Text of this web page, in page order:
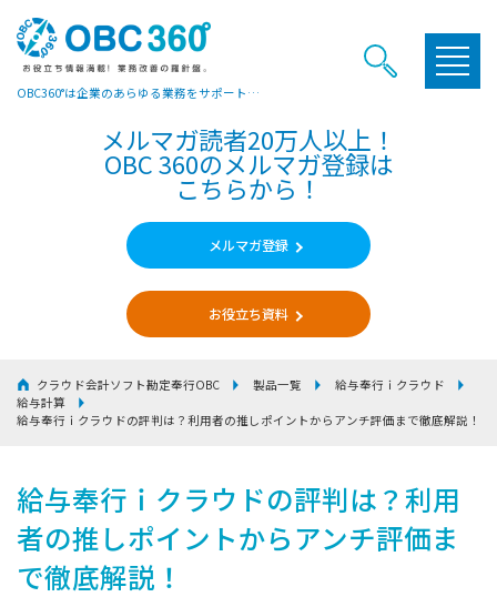
OBC360°は企業のあらゆる業務をサポートするヒントやお役立ち情報をご提供しています
メルマガ読者20万人以上！
OBC 360のメルマガ登録は
こちらから！
メルマガ登録
お役立ち資料
クラウド会計ソフト勘定奉行OBC 製品一覧
給与奉行ｉクラウド
給与計算
給与奉行ｉクラウドの評判は？利用者の推しポイントからアンチ評価まで徹底解説！
給与奉行ｉクラウドの評判は？利用
者の推しポイントからアンチ評価ま
で徹底解説！